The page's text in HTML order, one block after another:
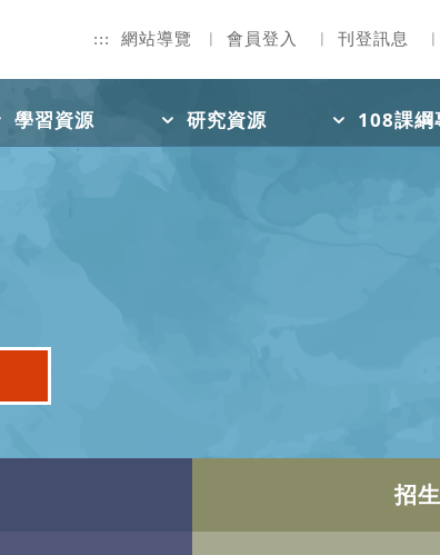
::: 網站導覽 會員登入 刊登訊息
學習資源 研究資源 108課綱
招